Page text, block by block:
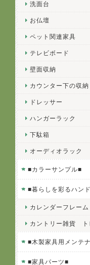
洗面台
お仏壇
ペット関連家具
テレビボード
壁面収納
カウンター下の収納
ドレッサー
ハンガーラック
下駄箱
オーディオラック
■カラーサンプル■
■暮らしを彩るハン
カレンダーフレーム
カントリー雑貨
■木製家具用メンテ
■家具パーツ■